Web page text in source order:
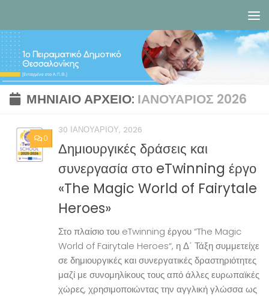
ΜΗΝΙΑΊΟ ΑΡΧΕΊΟ: ΙΑΝΟΥΆΡΙΟΣ 2026
0
30 ΙΑΝΟΥΑΡΊΟΥ, 2026
Δημιουργικές δράσεις και
συνεργασία στο eTwinning έργο
«The Magic World of Fairytale
Heroes»
Στο πλαίσιο του eTwinning έργου “The Magic
World of Fairytale Heroes“, η Δ΄ Τάξη συμμετείχε
σε δημιουργικές και συνεργατικές δραστηριότητες
μαζί με συνομηλίκους τους από άλλες ευρωπαϊκές
χώρες, χρησιμοποιώντας την αγγλική γλώσσα ως